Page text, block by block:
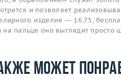
и позволяет
изделия — 16.75,
на пальце оно выглядит
может